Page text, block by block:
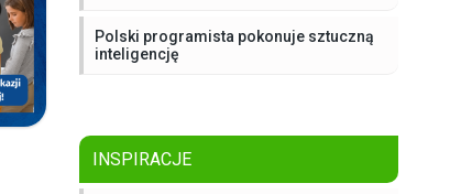
Polski programista pokonuje sztuczną
inteligencję
INSPIRACJE